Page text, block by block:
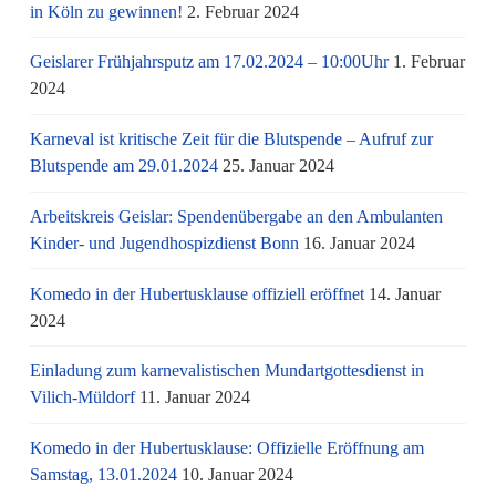
in Köln zu gewinnen! 2. Februar 2024
Geislarer Frühjahrsputz am 17.02.2024 – 10:00Uhr 1. Februar
2024
Karneval ist kritische Zeit für die Blutspende – Aufruf zur
Blutspende am 29.01.2024 25. Januar 2024
Arbeitskreis Geislar: Spendenübergabe an den Ambulanten
Kinder- und Jugendhospizdienst Bonn 16. Januar 2024
Komedo in der Hubertusklause offiziell eröffnet 14. Januar
2024
Einladung zum karnevalistischen Mundartgottesdienst in
Vilich-Müldorf 11. Januar 2024
Komedo in der Hubertusklause: Offizielle Eröffnung am
Samstag, 13.01.2024 10. Januar 2024